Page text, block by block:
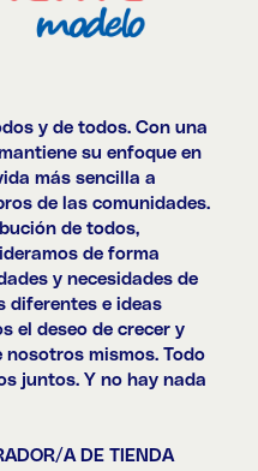
y de todos. Con una
su enfoque en
más sencilla a
de las comunidades.
de todos,
de forma
y necesidades de
diferentes e ideas
el deseo de crecer y
mismos. Todo
juntos. Y no hay nada
A DE TIENDA